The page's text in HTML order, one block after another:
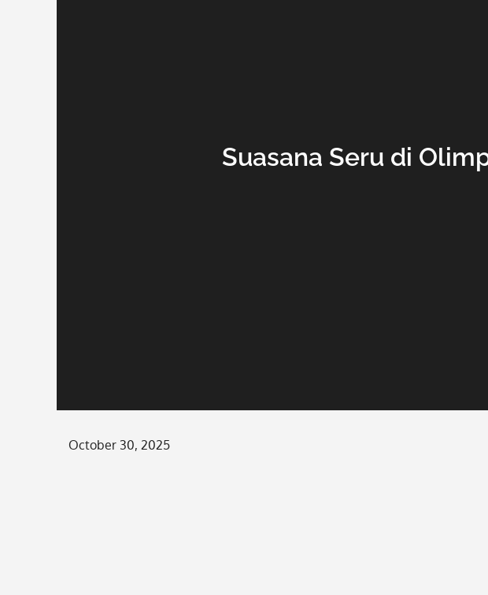
Suasana Seru di
Posted
October 30, 2025